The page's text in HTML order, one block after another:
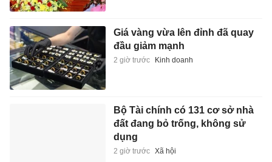
Giá vàng vừa lên đỉnh đã quay
đầu giảm mạnh
2 giờ trước Kinh doanh
Bộ Tài chính có 131 cơ sở nhà
đất đang bỏ trống, không sử
dụng
2 giờ trước Xã hội